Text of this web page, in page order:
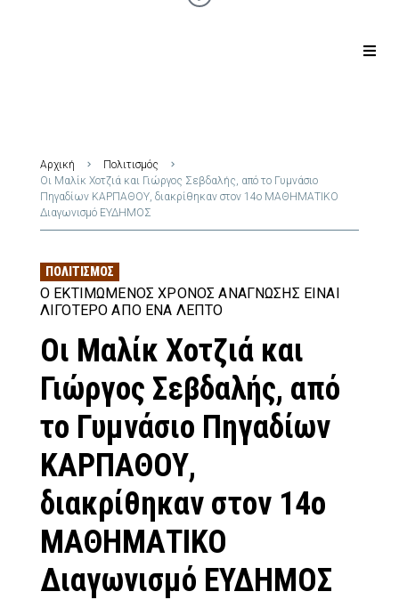
Αρχική
Πολιτισμός
Οι Μαλίκ Χοτζιά και Γιώργος Σεβδαλής, από το Γυμνάσιο
Πηγαδίων ΚΑΡΠΑΘΟΥ, διακρίθηκαν στον 14ο ΜΑΘΗΜΑΤΙΚΟ
Διαγωνισμό ΕΥΔΗΜΟΣ
ΠΟΛΙΤΙΣΜΌΣ
Ο ΕΚΤΙΜΏΜΕΝΟΣ ΧΡΌΝΟΣ ΑΝΆΓΝΩΣΗΣ ΕΊΝΑΙ
ΛΙΓΌΤΕΡΟ ΑΠΌ ΈΝΑ ΛΕΠΤΌ
Οι Μαλίκ Χοτζιά και
Γιώργος Σεβδαλής, από
το Γυμνάσιο Πηγαδίων
ΚΑΡΠΑΘΟΥ,
διακρίθηκαν στον 14ο
ΜΑΘΗΜΑΤΙΚΟ
Διαγωνισμό ΕΥΔΗΜΟΣ